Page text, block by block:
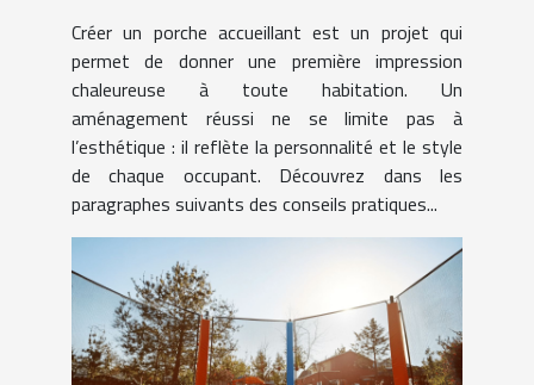
Créer un porche accueillant est un projet qui
permet de donner une première impression
chaleureuse à toute habitation. Un
aménagement réussi ne se limite pas à
l’esthétique : il reflète la personnalité et le style
de chaque occupant. Découvrez dans les
paragraphes suivants des conseils pratiques...